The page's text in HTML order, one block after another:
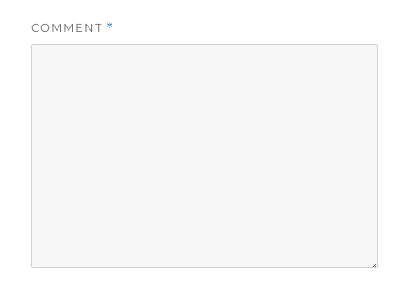
COMMENT *